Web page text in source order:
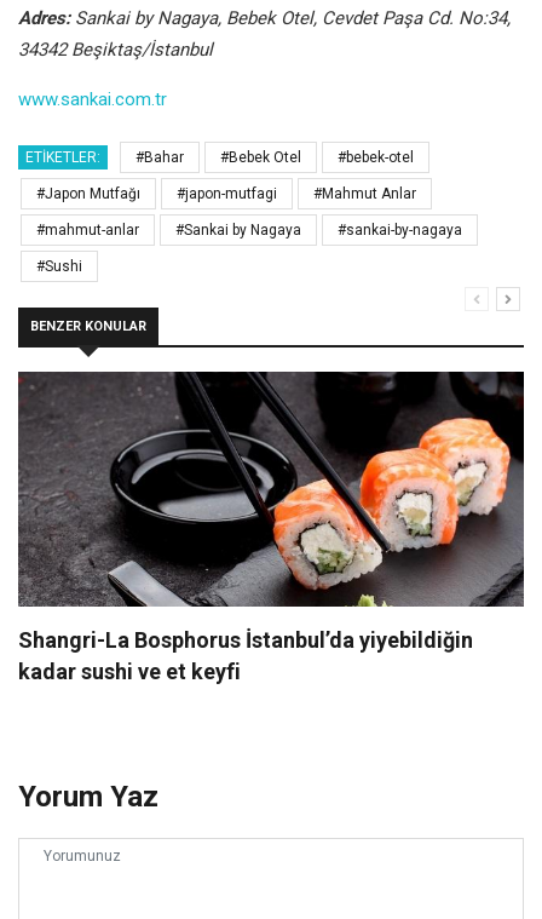
Adres:Sankai by Nagaya, Bebek Otel, Cevdet Paşa Cd. No:34,
34342 Beşiktaş/İstanbul
www.sankai.com.tr
ETIKETLER: #Bahar #Bebek Otel #bebek-otel
#Japon Mutfağı #japon-mutfagi #Mahmut Anlar
#mahmut-anlar #Sankai by Nagaya #sankai-by-nagaya
#Sushi
BENZER KONULAR
Shangri-La Bosphorus İstanbul’da yiyebildiğin
kadar sushi ve et keyfi
Yorum Yaz